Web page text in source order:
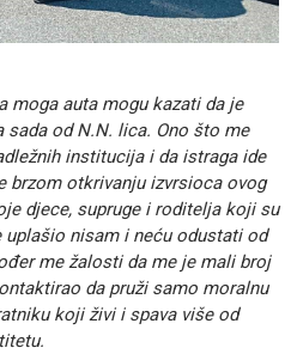
moga auta mogu kazati da je
sada od N.N. lica. Ono što me
institucija i da istraga ide
brzom otkrivanju izvrsioca ovog
djece, supruge i roditelja koji su
nisam i neću odustati od
me žalosti da me je mali broj
da pruži samo moralnu
koji živi i spava više od